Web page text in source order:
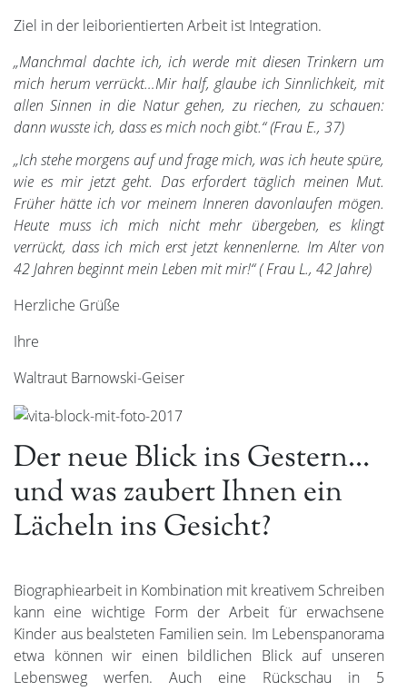
Ziel in der leiborientierten Arbeit ist Integration.
„Manchmal dachte ich, ich werde mit diesen Trinkern um
mich herum verrückt…Mir half, glaube ich Sinnlichkeit, mit
allen Sinnen in die Natur gehen, zu riechen, zu schauen:
dann wusste ich, dass es mich noch gibt.“ (Frau E., 37)
„Ich stehe morgens auf und frage mich, was ich heute spüre,
wie es mir jetzt geht. Das erfordert täglich meinen Mut.
Früher hätte ich vor meinem Inneren davonlaufen mögen.
Heute muss ich mich nicht mehr übergeben, es klingt
verrückt, dass ich mich erst jetzt kennenlerne. Im Alter von
42 Jahren beginnt mein Leben mit mir!“ ( Frau L., 42 Jahre)
Herzliche Grüße
Ihre
Waltraut Barnowski-Geiser
Der neue Blick ins Gestern…
und was zaubert Ihnen ein
Lächeln ins Gesicht?
Biographiearbeit in Kombination mit kreativem Schreiben
kann eine wichtige Form der Arbeit für erwachsene
Kinder aus bealsteten Familien sein. Im Lebenspanorama
etwa können wir einen bildlichen Blick auf unseren
Lebensweg werfen. Auch eine Rückschau in 5